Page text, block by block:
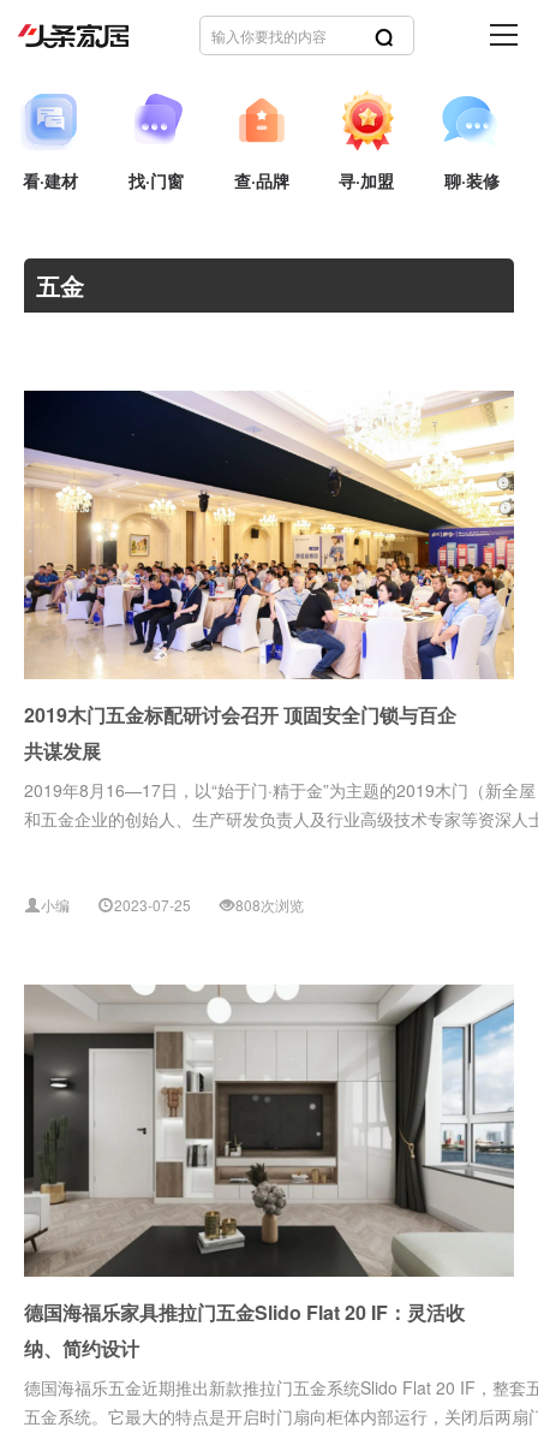
看·建材 找·门窗 查·品牌 寻·加盟 聊·装修
五金
2019木门五金标配研讨会召开 顶固安全门锁与百企
共谋发展
2019年8月16—17日，以“始于门·精于金”为主题的2019木门（新全
和五金企业的创始人、生产研发负责人及行业高级技术专家等资深人
小编 2023-07-25 808次浏览
德国海福乐家具推拉门五金Slido Flat 20 IF：灵活收
纳、简约设计
德国海福乐五金近期推出新款推拉门五金系统Slido Flat 20 IF，整
五金系统。它最大的特点是开启时门扇向柜体内部运行，关闭后两扇